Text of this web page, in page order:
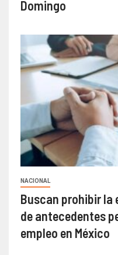
Domingo
NACIONAL
Buscan prohibir la
de antecedentes
empleo en México